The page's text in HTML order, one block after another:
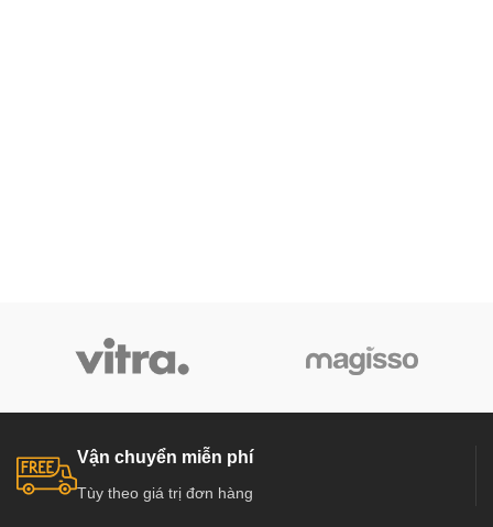
Vận chuyển miễn phí
Tùy theo giá trị đơn hàng